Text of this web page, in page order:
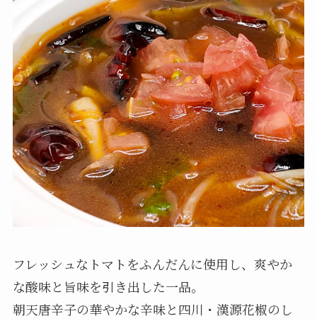
フレッシュなトマトをふんだんに使用し、爽やか
な酸味と旨味を引き出した一品。
朝天唐辛子の華やかな辛味と四川・漢源花椒のし